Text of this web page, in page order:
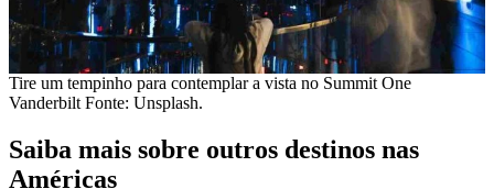
Tire um tempinho para contemplar a vista no Summit One
Vanderbilt Fonte: Unsplash.
Saiba mais sobre outros destinos nas
Américas